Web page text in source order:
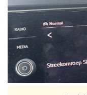
18.00 - 19.00 uur
Vorig uur